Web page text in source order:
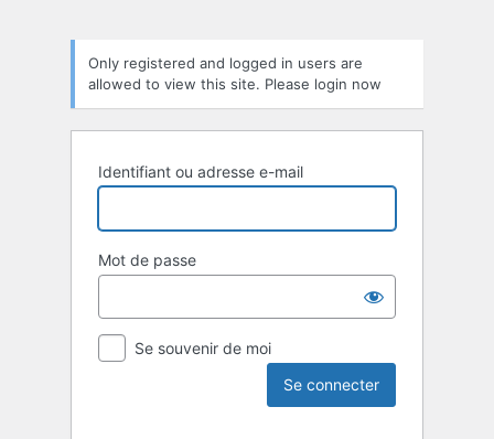
Only registered and logged in users are
allowed to view this site. Please login now
Identifiant ou adresse e-mail
Mot de passe
Se souvenir de moi